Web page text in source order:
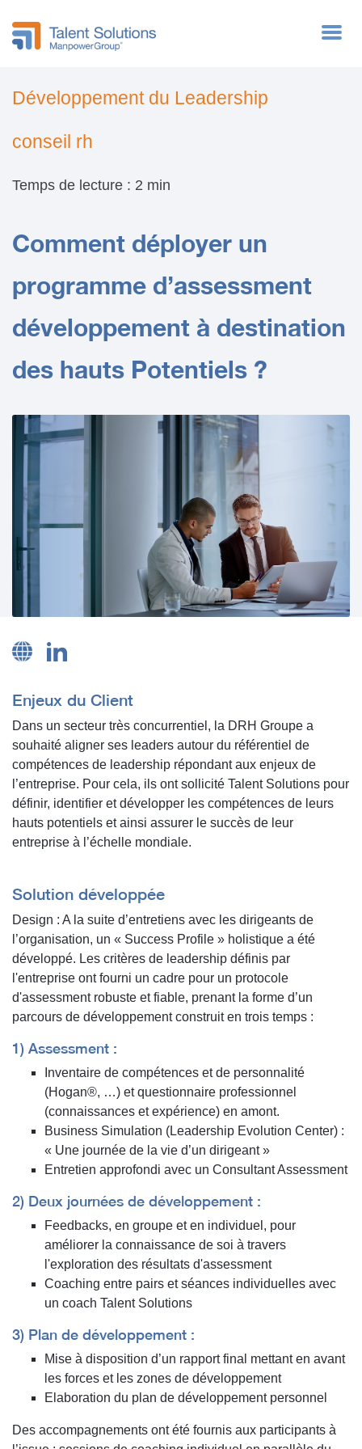
Cas clients
Développement du Leadership
conseil rh
Temps de lecture : 2 min
Comment déployer un
programme d’assessment
développement à destination
des hauts Potentiels ?
Enjeux du Client
Dans un secteur très concurrentiel, la DRH Groupe a
souhaité aligner ses leaders autour du référentiel de
compétences de leadership répondant aux enjeux de
l’entreprise. Pour cela, ils ont sollicité Talent Solutions pour
définir, identifier et développer les compétences de leurs
hauts potentiels et ainsi assurer le succès de leur
entreprise à l’échelle mondiale.
Solution développée
Design : A la suite d’entretiens avec les dirigeants de
l’organisation, un « Success Profile » holistique a été
développé. Les critères de leadership définis par
l'entreprise ont fourni un cadre pour un protocole
d'assessment robuste et fiable, prenant la forme d’un
parcours de développement construit en trois temps :
1) Assessment :
Inventaire de compétences et de personnalité
(Hogan®, …) et questionnaire professionnel
(connaissances et expérience) en amont.
Business Simulation (Leadership Evolution Center) :
« Une journée de la vie d’un dirigeant »
Entretien approfondi avec un Consultant Assessment
2) Deux journées de développement :
Feedbacks, en groupe et en individuel, pour
améliorer la connaissance de soi à travers
l'exploration des résultats d'assessment
Coaching entre pairs et séances individuelles avec
un coach Talent Solutions
3) Plan de développement :
Mise à disposition d’un rapport final mettant en avant
les forces et les zones de développement
Elaboration du plan de développement personnel
Des accompagnements ont été fournis aux participants à